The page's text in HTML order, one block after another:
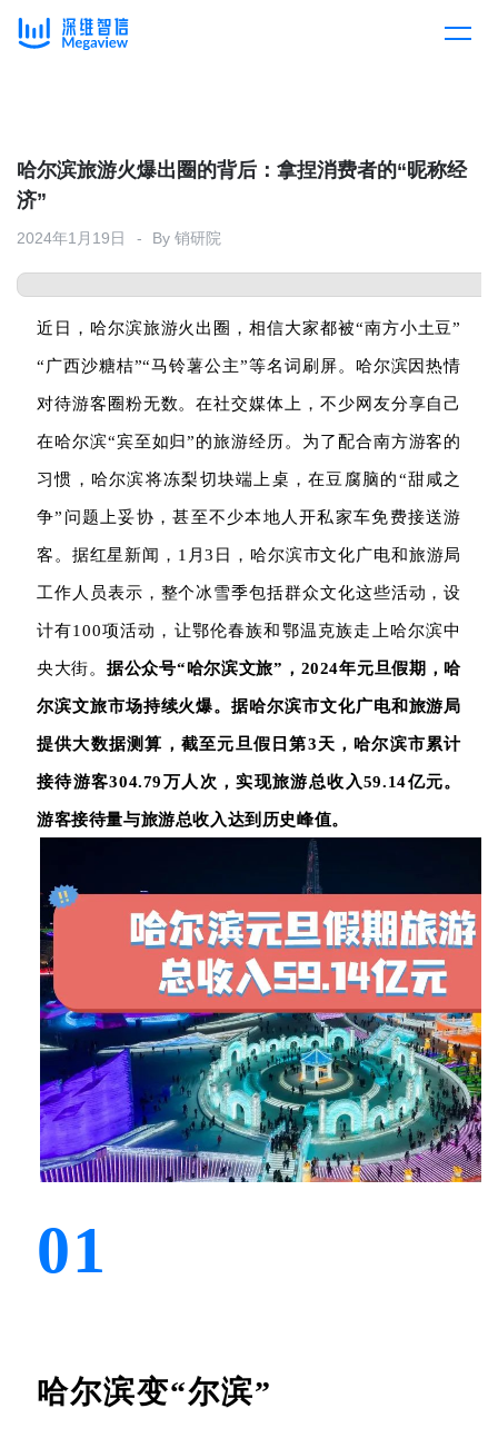
产品总览
产品集成
下载客户端
解决方案
按行业
企业服务
教育
房地产
按角色
销售人员
销售管理
按业务场景
培训辅导
客户案例
开放平台
定价
资源中心
全部
销售会话智能
预约演示
哈尔滨旅游火爆出圈的背后：拿捏消费者的“昵称经
济”
2024年1月19日 By 销研院
近日，哈尔滨旅游火出圈，相信大家都被“南方小土豆”
“广西沙糖桔”“马铃薯公主”等名词刷屏。哈尔滨因热情
对待游客圈粉无数。在社交媒体上，不少网友分享自己
在哈尔滨“宾至如归”的旅游经历。为了配合南方游客的
习惯，哈尔滨将冻梨切块端上桌，在豆腐脑的“甜咸之
争”问题上妥协，甚至不少本地人开私家车免费接送游
客。据红星新闻，1月3日，哈尔滨市文化广电和旅游局
工作人员表示，整个冰雪季包括群众文化这些活动，设
计有100项活动，让鄂伦春族和鄂温克族走上哈尔滨中
央大街。 据公众号“哈尔滨文旅”，2024年元旦假期，哈
尔滨文旅市场持续火爆。据哈尔滨市文化广电和旅游局
提供大数据测算，截至元旦假日第3天，哈尔滨市累计
接待游客304.79万人次，实现旅游总收入59.14亿元。
游客接待量与旅游总收入达到历史峰值。
01
哈尔滨变“尔滨”